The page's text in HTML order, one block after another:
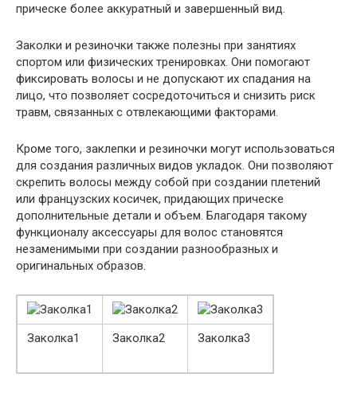
прическе более аккуратный и завершенный вид.
Заколки и резиночки также полезны при занятиях
спортом или физических тренировках. Они помогают
фиксировать волосы и не допускают их спадания на
лицо, что позволяет сосредоточиться и снизить риск
травм, связанных с отвлекающими факторами.
Кроме того, заклепки и резиночки могут использоваться
для создания различных видов укладок. Они позволяют
скрепить волосы между собой при создании плетений
или французских косичек, придающих прическе
дополнительные детали и объем. Благодаря такому
функционалу аксессуары для волос становятся
незаменимыми при создании разнообразных и
оригинальных образов.
Заколка1 Заколка2 Заколка3